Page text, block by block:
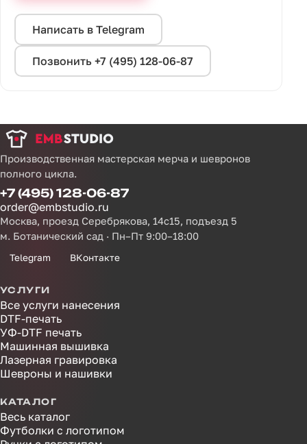
Написать в Telegram
Позвонить +7 (495) 128-06-87
Производственная мастерская мерча и шевронов
полного цикла.
+7 (495) 128-06-87
order@embstudio.ru
Москва, проезд Серебрякова, 14с15, подъезд 5
м. Ботанический сад · Пн–Пт 9:00–18:00
Telegram ВКонтакте
УСЛУГИ
Все услуги нанесения
DTF-печать
УФ-DTF печать
Машинная вышивка
Лазерная гравировка
Шевроны и нашивки
КАТАЛОГ
Весь каталог
Футболки с логотипом